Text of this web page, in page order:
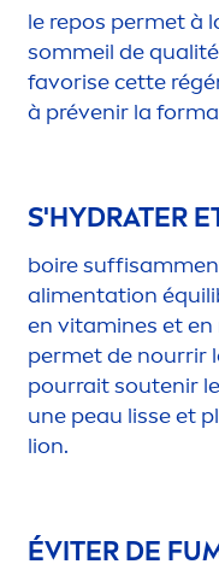
le repos permet à
sommeil de
favorise cette
à prévenir la
S'HYDRATER
boire suffisammen
alimentation
en vitamines et
permet de nourrir
pourrait soutenir
une peau lisse et
lion.
ÉVITER DE